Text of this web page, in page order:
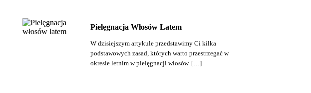
Pielęgnacja Włosów Latem
W dzisiejszym artykule przedstawimy Ci kilka
podstawowych zasad, których warto przestrzegać w
okresie letnim w pielęgnacji włosów. […]